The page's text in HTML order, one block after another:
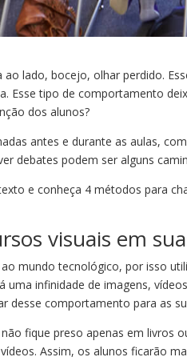
lado, bocejo, olhar perdido.
Esse tipo de comportamento
dos alunos?
antes e durante as aulas,
debates podem ser alguns
e conheça 4 métodos para
visuais em
mundo tecnológico, por isso
uma infinidade de imagens,
desse comportamento para as
fique preso apenas em livros
Assim, os alunos ficarão